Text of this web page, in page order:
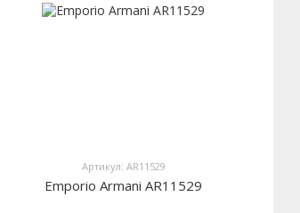
Артикул: AR11529
Emporio Armani AR11529